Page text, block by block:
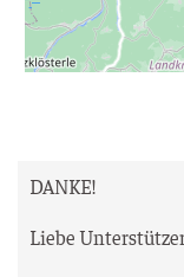
DANKE!
Lie­be